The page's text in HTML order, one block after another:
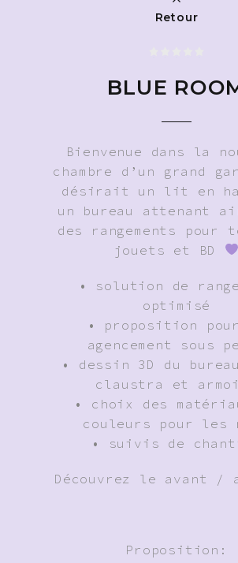
Retour
BLUE
Bienvenue dans la
chambre d’un grand
désirait un lit en
un bureau attenant
des rangements pour
jouets et BD
• solution de
optimisé
• proposition
agencement sous
• dessin 3D du
claustra et
• choix des
couleurs pour les
• suivis de
Découvrez le avant /
Proposition: